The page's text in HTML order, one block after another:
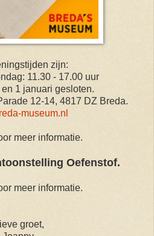
zijn:
11.30 - 17.00 uur
1 januari gesloten.
12-14, 4817 DZ Breda.
museum.nl
meer informatie.
Oefenstof.
meer informatie.
groet,